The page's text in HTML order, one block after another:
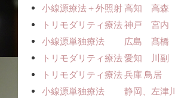
小線源療法＋外照射 高知 高森
トリモダリティ療法 神戸 宮内
小線源単独療法 広島 髙橋
トリモダリティ療法 愛知 川副
トリモダリティ療法 兵庫 鳥居
小線源単独療法 静岡、左津川